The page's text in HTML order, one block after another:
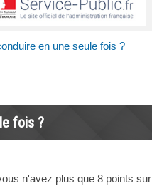
en une seule fois ?
fois ?
n'avez plus que 8 points sur